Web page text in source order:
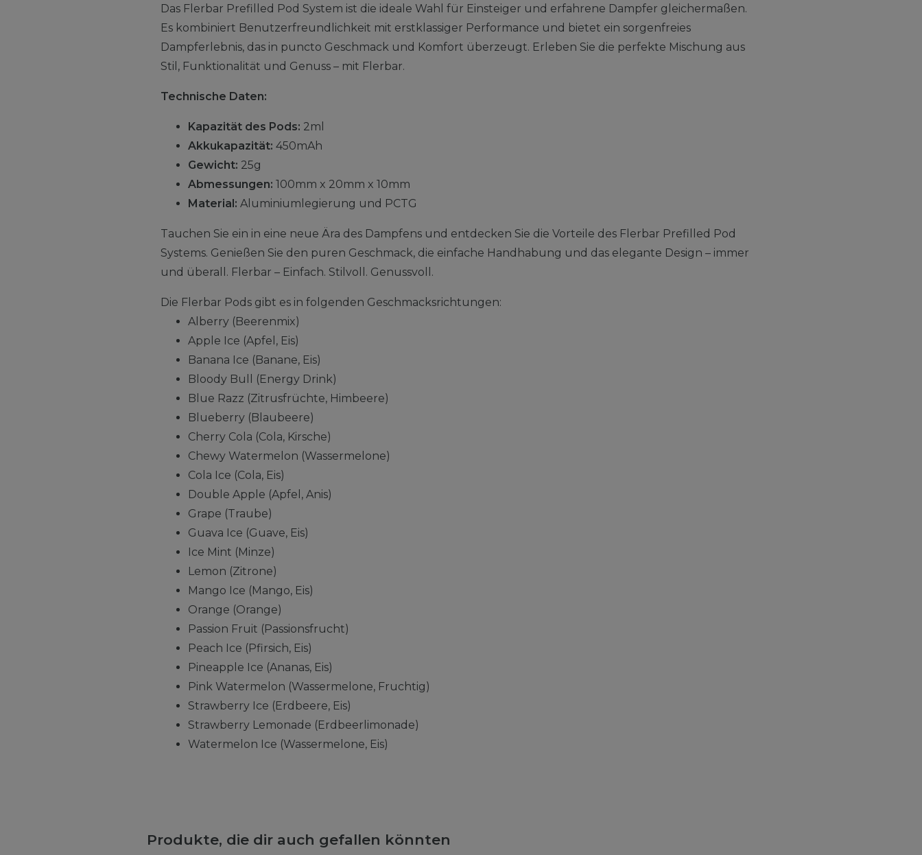
Das Flerbar Prefilled Pod System ist die ideale Wahl für Einsteiger und erfahrene Dampfer gleichermaßen.
Es kombiniert Benutzerfreundlichkeit mit erstklassiger Performance und bietet ein sorgenfreies
Dampferlebnis, das in puncto Geschmack und Komfort überzeugt. Erleben Sie die perfekte Mischung aus
Stil, Funktionalität und Genuss – mit Flerbar.
Technische Daten:
Kapazität des Pods: 2ml
Akkukapazität: 450mAh
Gewicht: 25g
Abmessungen: 100mm x 20mm x 10mm
Material: Aluminiumlegierung und PCTG
Tauchen Sie ein in eine neue Ära des Dampfens und entdecken Sie die Vorteile des Flerbar Prefilled Pod
Systems. Genießen Sie den puren Geschmack, die einfache Handhabung und das elegante Design – immer
und überall. Flerbar – Einfach. Stilvoll. Genussvoll.
Die Flerbar Pods gibt es in folgenden Geschmacksrichtungen:
Alberry (Beerenmix)
Apple Ice (Apfel, Eis)
Banana Ice (Banane, Eis)
Bloody Bull (Energy Drink)
Blue Razz (Zitrusfrüchte, Himbeere)
Blueberry (Blaubeere)
Cherry Cola (Cola, Kirsche)
Chewy Watermelon (Wassermelone)
Cola Ice (Cola, Eis)
Double Apple (Apfel, Anis)
Grape (Traube)
Guava Ice (Guave, Eis)
Ice Mint (Minze)
Lemon (Zitrone)
Mango Ice (Mango, Eis)
Orange (Orange)
Passion Fruit (Passionsfrucht)
Peach Ice (Pfirsich, Eis)
Pineapple Ice (Ananas, Eis)
Pink Watermelon (Wassermelone, Fruchtig)
Strawberry Ice (Erdbeere, Eis)
Strawberry Lemonade (Erdbeerlimonade)
Watermelon Ice (Wassermelone, Eis)
Produkte, die dir auch gefallen könnten